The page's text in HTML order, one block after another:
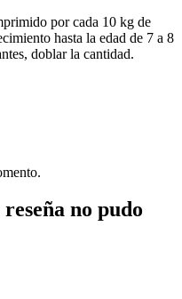
por cada 10 kg de
hasta la edad de 7 a 8
doblar la cantidad.
no pudo